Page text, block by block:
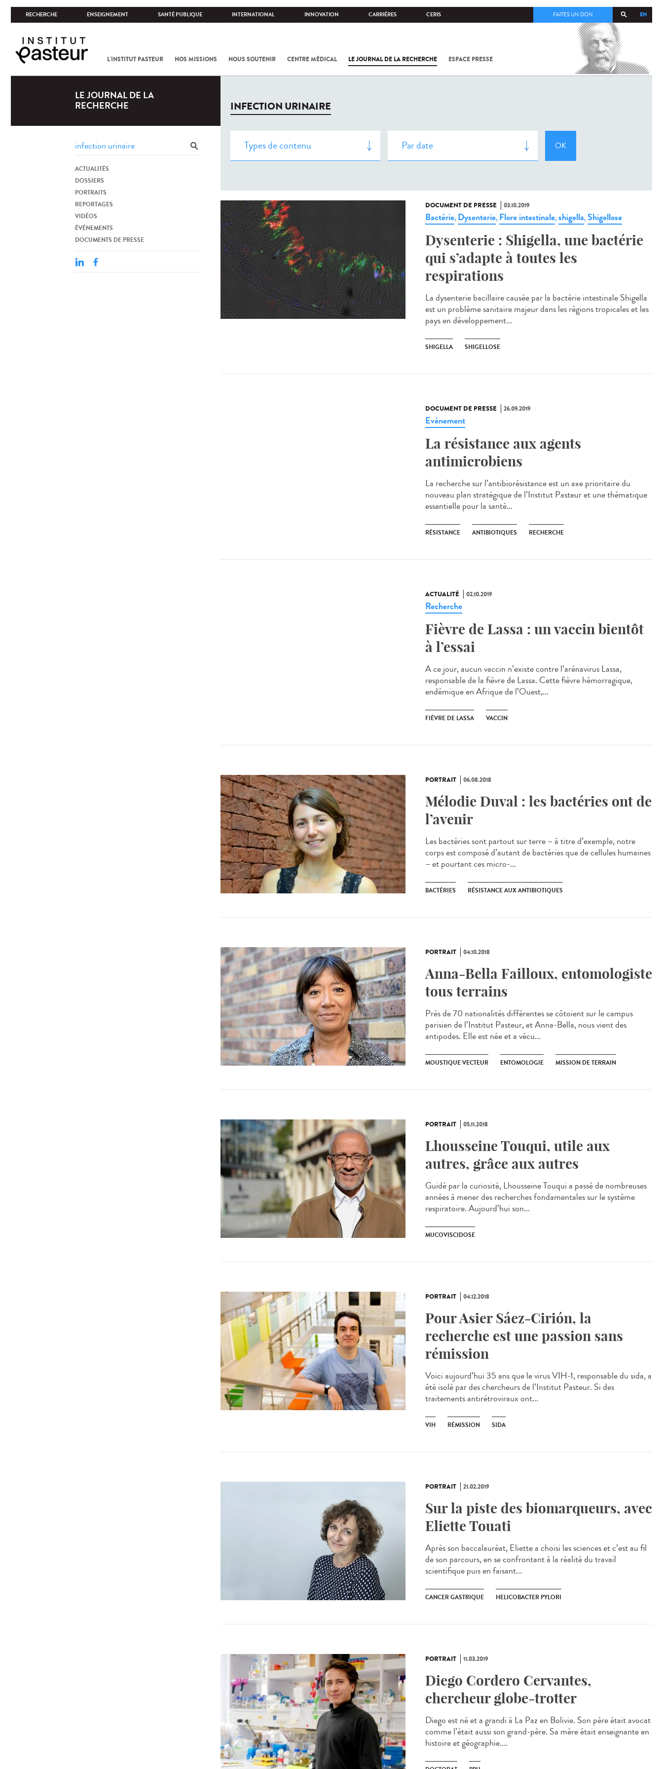
RECHERCHE ENSEIGNEMENT SANTÉ PUBLIQUE INTERNATIONAL INNOVATION CARRIÈRES CERIS EN
FAITES UN DON
L'INSTITUT PASTEUR NOS MISSIONS NOUS SOUTENIR CENTRE MÉDICAL LE JOURNAL DE LA RECHERCHE ESPACE PRESSE
COV-2 /
LE JOURNAL DE LA
RECHERCHE
ACTUALITÉS
DOSSIERS
PORTRAITS
REPORTAGES
VIDÉOS
ÉVÉNEMENTS
DOCUMENTS DE PRESSE
INFECTION URINAIRE
DOCUMENT DE PRESSE 03.10.2019
Bactérie, Dysenterie, Flore intestinale,shigella,Shigellose
Dysenterie : Shigella, une bactérie
qui s’adapte à toutes les
respirations
La dysenterie bacillaire causée par la bactérie intestinale Shigella
est un problème sanitaire majeur dans les régions tropicales et les
pays en développement...
SHIGELLA SHIGELLOSE
DOCUMENT DE PRESSE 26.09.2019
Evénement
La résistance aux agents
antimicrobiens
La recherche sur l’antibiorésistance est un axe prioritaire du
nouveau plan stratégique de l’Institut Pasteur et une thématique
essentielle pour la santé...
RÉSISTANCE ANTIBIOTIQUES RECHERCHE
ACTUALITÉ 02.10.2019
Recherche
Fièvre de Lassa : un vaccin bientôt
à l’essai
A ce jour, aucun vaccin n’existe contre l’arénavirus Lassa,
responsable de la fièvre de Lassa. Cette fièvre hémorragique,
endémique en Afrique de l’Ouest,...
FIÈVRE DE LASSA VACCIN
PORTRAIT 06.08.2018
Mélodie Duval : les bactéries ont de
l’avenir
Les bactéries sont partout sur terre – à titre d’exemple, notre
corps est composé d’autant de bactéries que de cellules humaines
– et pourtant ces micro-...
BACTÉRIES RÉSISTANCE AUX ANTIBIOTIQUES
PORTRAIT 04.10.2018
Anna-Bella Failloux, entomologiste
tous terrains
Près de 70 nationalités différentes se côtoient sur le campus
parisien de l’Institut Pasteur, et Anna-Bella, nous vient des
antipodes. Elle est née et a vécu...
MOUSTIQUE VECTEUR ENTOMOLOGIE MISSION DE TERRAIN
PORTRAIT 05.11.2018
Lhousseine Touqui, utile aux
autres, grâce aux autres
Guidé par la curiosité, Lhousseine Touqui a passé de nombreuses
années à mener des recherches fondamentales sur le système
respiratoire. Aujourd’hui son...
MUCOVISCIDOSE
PORTRAIT 04.12.2018
Pour Asier Sáez-Cirión, la
recherche est une passion sans
rémission
Voici aujourd’hui 35 ans que le virus VIH-1, responsable du sida, a
été isolé par des chercheurs de l’Institut Pasteur. Si des
traitements antirétroviraux ont...
VIH RÉMISSION SIDA
PORTRAIT 21.02.2019
Sur la piste des biomarqueurs, avec
Eliette Touati
Après son baccalauréat, Eliette a choisi les sciences et c’est au fil
de son parcours, en se confrontant à la réalité du travail
scientifique puis en faisant...
CANCER GASTRIQUE HELICOBACTER PYLORI
PORTRAIT 11.03.2019
Diego Cordero Cervantes,
chercheur globe-trotter
Diego est né et a grandi à La Paz en Bolivie. Son père était avocat
comme l’était aussi son grand-père. Sa mère était enseignante en
histoire et géographie....